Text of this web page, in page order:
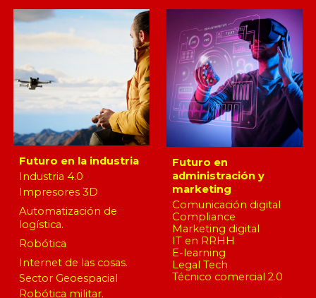
Futuro en la industria
Industria 4.0
Impresores 3D
Automatización de
logística.
Robótica
Internet de las cosas.
Sector Geoespacial
Robótica militar.
Futuro en
administración y
marketing
Comunicación digital
Compliance
Marketing digital
IT en RRHH
E-learning
Legal Tech
Técnico comercial 2.0